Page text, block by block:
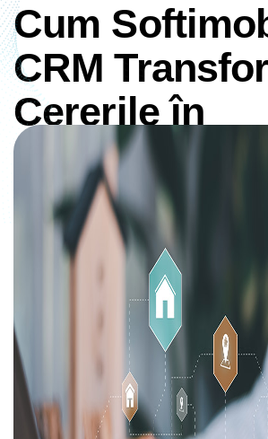
Cum
CRM
Cererile în
Oportunități
Vânzare
Ianuarie, 2024